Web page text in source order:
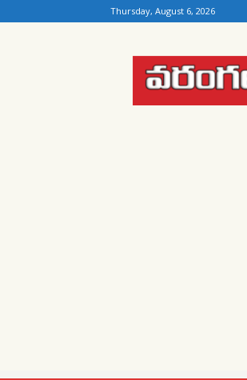
Thursday, August 6, 2026